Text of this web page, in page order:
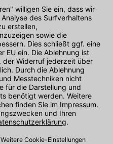
bis freitags von 08:00 - 17:00
/ 151-151für Sie erreichbar.
nutzen.
finden Sie